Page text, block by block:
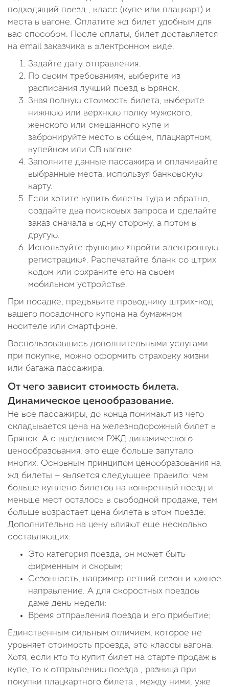
подходящий поезд , класс (купе или плацкарт) и
места в вагоне. Оплатите жд билет удобным для
вас способом. После оплаты, билет доставляется
на email заказчика в электронном виде.
Задайте дату отправления.
По своим требованиям, выберите из
расписания лучший поезд в Брянск.
Зная полную стоимость билета, выберите
нижнюю или верхнюю полку мужского,
женского или смешанного купе и
забронируйте место в общем, плацкартном,
купейном или СВ вагоне.
Заполните данные пассажира и оплачивайте
выбранные места, используя банковскую
карту.
Если хотите купить билеты туда и обратно,
создайте два поисковых запроса и сделайте
заказ сначала в одну сторону, а потом в
другую.
Используйте функцию «пройти электронную
регистрацию». Распечатайте бланк со штрих
кодом или сохраните его на своем
мобильном устройстве.
При посадке, предъявите проводнику штрих-код
вашего посадочного купона на бумажном
носителе или смартфоне.
Воспользовавшись дополнительными услугами
при покупке, можно оформить страховку жизни
или багажа пассажира.
От чего зависит стоимость билета.
Динамическое ценообразование.
Не все пассажиры, до конца понимают из чего
складывается цена на железнодорожный билет в
Брянск. А с введением РЖД динамического
ценообразования, это еще больше запутало
многих. Основным принципом ценообразования на
жд билеты — является следующее правило: чем
больше куплено билетов на конкретный поезд и
меньше мест осталось в свободной продаже, тем
больше возрастает цена билета в этом поезде.
Дополнительно на цену влияют еще несколько
составляющих:
Это категория поезда, он может быть
фирменным и скорым;
Сезонность, например летний сезон и южное
направление. А для скоростных поездов
даже день недели;
Время отправления поезда и его прибытие;
Единственным сильным отличием, которое не
уровняет стоимость проезда, это классы вагона.
Хотя, если кто то купит билет на старте продаж в
купе, то к отправлению поезда , разница при
покупки плацкартного билета , между ними, уже